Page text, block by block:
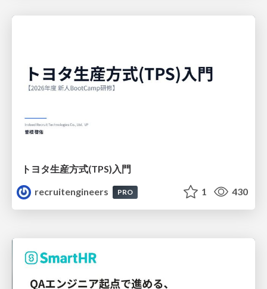
トヨタ⽣産⽅式(TPS)⼊⾨
recruitengineers
PRO 1 430